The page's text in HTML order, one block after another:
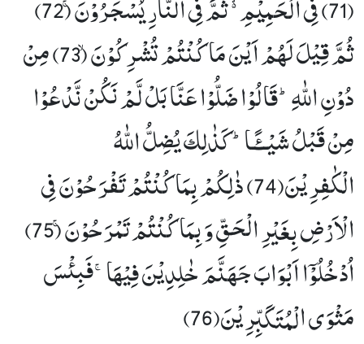
ثُمَّ قِیْلَ لَهُمْ اَیْنَ مَا كُنْتُمْ تُشْرِكُوْنَۙ (73) مِنْ
دُوْنِ اللّٰهِؕ-قَالُوْا ضَلُّوْا عَنَّا بَلْ لَّمْ نَكُنْ نَّدْعُوْا
مِنْ قَبْلُ شَیْــٴًـاؕ-كَذٰلِكَ یُضِلُّ اللّٰهُ
الْكٰفِرِیْنَ(74) ذٰلِكُمْ بِمَا كُنْتُمْ تَفْرَحُوْنَ فِی
الْاَرْضِ بِغَیْرِ الْحَقِّ وَ بِمَا كُنْتُمْ تَمْرَحُوْنَۚ (75)
اُدْخُلُوْۤا اَبْوَابَ جَهَنَّمَ خٰلِدِیْنَ فِیْهَاۚ-فَبِئْسَ
مَثْوَى الْمُتَكَبِّرِیْنَ(76)